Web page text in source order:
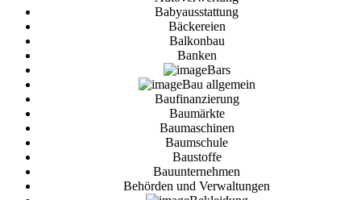
Babyausstattung
Bäckereien
Balkonbau
Banken
Bars
Bau allgemein
Baufinanzierung
Baumärkte
Baumaschinen
Baumschule
Baustoffe
Bauunternehmen
Behörden und Verwaltungen